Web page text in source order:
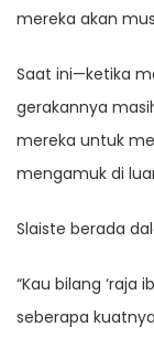
mereka akan
Saat ini—ketika
gerakannya
mereka untuk
mengamuk di
Slaiste berada
“Kau bilang ‘raja
seberapa